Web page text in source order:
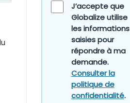
J’accepte que
Globalize utilise
les informations
saisies pour
répondre à ma
demande.
Consulter la
politique de
confidentialité.